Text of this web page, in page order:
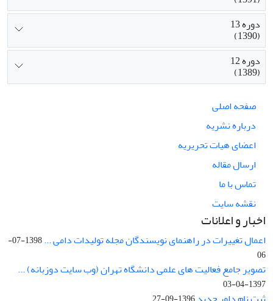
دوره 13
(1390)
دوره 12
(1389)
صفحه اصلی
درباره نشریه
اعضای هیات تحریریه
ارسال مقاله
تماس با ما
نقشه سایت
اخبار و اعلانات
اعمال تغییرات در راهنمای نویسندگان مجله تولیدات دامی ...
1398-07-
06
تصویر جامع فعالیت های علمی دانشگاه تهران (وب سایت دوزبانه) ...
1397-04-03